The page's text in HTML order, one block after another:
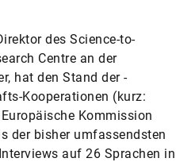
des Science-to-
Centre an der
hat den Stand der
Kooperationen (kurz:
Kommission
der bisher umfassendsten
auf 26 Sprachen in